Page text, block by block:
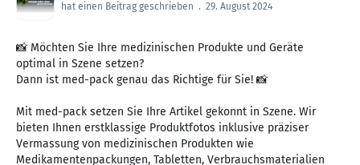
hat einen Beitrag geschrieben . 29. August 2024
📸 Möchten Sie Ihre medizinischen Produkte und Geräte
optimal in Szene setzen?
Dann ist med-pack genau das Richtige für Sie! 📸
Mit med-pack setzen Sie Ihre Artikel gekonnt in Szene. Wir
bieten Ihnen erstklassige Produktfotos inklusive präziser
Vermassung von medizinischen Produkten wie
Medikamentenpackungen, Tabletten, Verbrauchsmaterialien